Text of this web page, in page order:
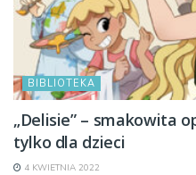
BIBLIOTEKA
„Delisie” – smakowita
tylko dla dzieci
4 KWIETNIA 2022